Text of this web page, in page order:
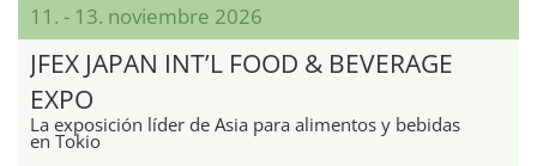
11. - 13. noviembre 2026
JFEX JAPAN INT’L FOOD & BEVERAGE
EXPO
La exposición líder de Asia para alimentos y bebidas
en Tokio